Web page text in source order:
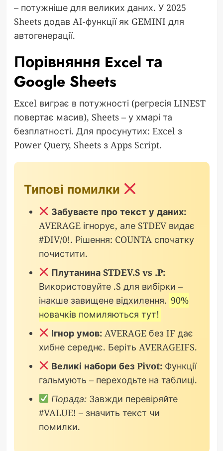
– потужніше для великих даних. У 2025
Sheets додав AI-функції як GEMINI для
автогенерації.
Порівняння Excel та
Google Sheets
Excel виграє в потужності (регресія LINEST
повертає масив), Sheets – у хмарі та
безплатності. Для просунутих: Excel з
Power Query, Sheets з Apps Script.
Типові помилки
Забуваєте про текст у даних:
AVERAGE ігнорує, але STDEV видає
#DIV/0!. Рішення: COUNTA спочатку
почистити.
Плутанина STDEV.S vs .P:
Використовуйте .S для вибірки –
інакше завищене відхилення. 90%
новачків помиляються тут!
Ігнор умов: AVERAGE без IF дає
хибне середнє. Беріть AVERAGEIFS.
Великі набори без Pivot: Функції
гальмують – переходьте на таблиці.
Порада: Завжди перевіряйте
#VALUE! – значить текст чи
помилки.